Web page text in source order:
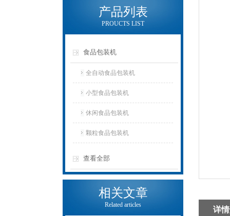
产品列表
PROUCTS LIST
食品包装机
全自动食品包装机
小型食品包装机
休闲食品包装机
颗粒食品包装机
查看全部
相关文章
Related articles
详